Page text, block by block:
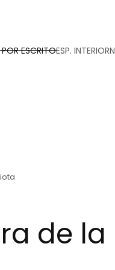
POR ESCRITOESP. INTERIOR
de la